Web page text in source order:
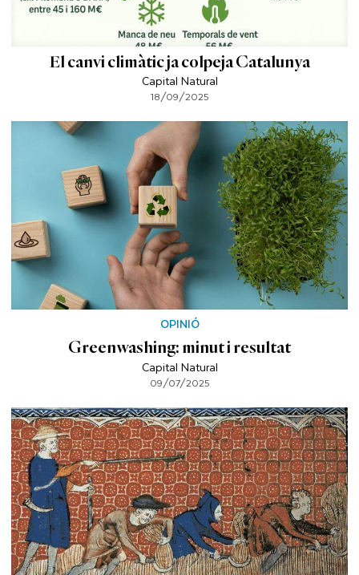
El canvi climàtic ja colpeja Catalunya
Capital Natural
18/09/2025
OPINIÓ
Greenwashing: minut i resultat
Capital Natural
09/07/2025